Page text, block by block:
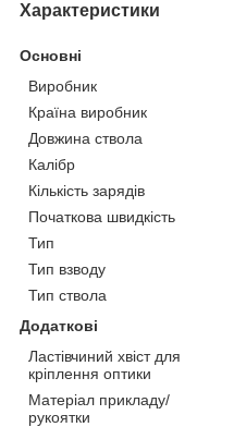
Характеристики
Основні
Виробник
Країна виробник
Довжина ствола
Калібр
Кількість зарядів
Початкова швидкість
Тип
Тип взводу
Тип ствола
Додаткові
Ластівчиний хвіст для
кріплення оптики
Матеріал прикладу/
рукоятки